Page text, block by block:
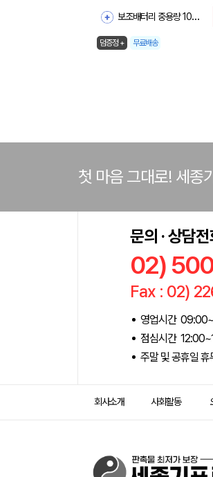
보조배터리 중용량 10000
덤증정 + 무료배송
첫 마음 그대로! 세종
문의 · 상담
02)
Fax : 02)
영업시간
점심시간
주말 및 공휴일 휴
회사소개 사회활동